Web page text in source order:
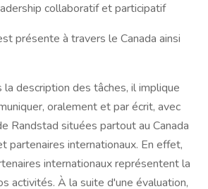
collaboratif et participatif
présente à travers le Canada ainsi
description des tâches, il implique
oralement et par écrit, avec
Randstad situées partout au Canada
partenaires internationaux. En effet,
internationaux représentent la
activités. À la suite d'une évaluation,